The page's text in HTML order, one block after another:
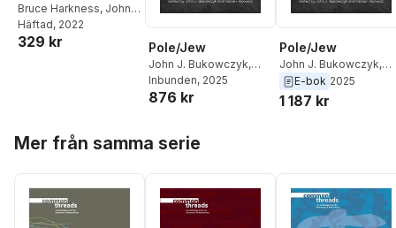
Bruce Harkness, John
J. Bukowczyk
Häftad, 2022
329 kr Pole/Jew
John J. Bukowczyk,
Halina Filipowicz
Inbunden, 2025
876 kr
Pole/Jew
John J. Bukowczyk,
Halina Filipowicz
E-bok 2025
1 187 kr
Mer från samma serie